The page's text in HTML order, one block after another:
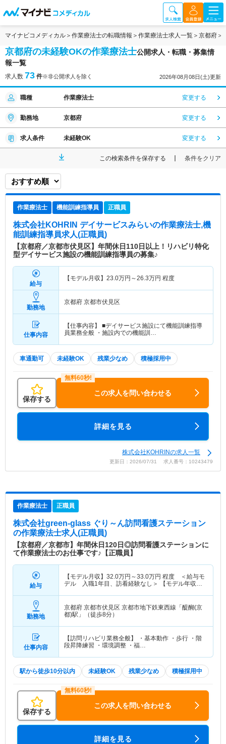
マイナビコメディカル 作業療法士の転職情報 作業療法士求人一覧 京都府
京都府の未経験OKの作業療法士公開求人・転職・募集情
報一覧
求人数 73 件※非公開求人を除く 2026年08月08日(土)更新
職種 作業療法士 変更する
勤務地 京都府 変更する
求人条件 未経験OK 変更する
この検索条件を保存する 条件をクリア
作業療法士 機能訓練指導員 正職員
株式会社KOHRIN デイサービスみらいの作業療法士,機
能訓練指導員求人(正職員)
【京都府／京都市伏見区】年間休日110日以上！リハビリ特化
型デイサービス施設の機能訓練指導員の募集♪
給与
【モデル月収】 23.0万円～26.3万円 程度
勤務地
京都府 京都市伏見区
仕事内容
【仕事内容】 ■デイサービス施設にて機能訓練指導
員業務全般 ・施設内での機能訓…
車通勤可 未経験OK 残業少なめ 積極採用中
保存する
この求人を問い合わせる
詳細を見る
株式会社KOHRINの求人一覧
更新日：2026/07/31 求人番号：10243479
作業療法士 正職員
株式会社green-glass ぐり～ん訪問看護ステーション
の作業療法士求人(正職員)
【京都府／京都市】年間休日120日◎訪問看護ステーションに
て作業療法士のお仕事です♪【正職員】
給与
【モデル月収】 32.0万円～33.0万円 程度 ＜給与モ
デル 入職1年目、訪看経験なし＞ 【モデル年収】
目、訪看経験なし＞
勤務地
京都府 京都市伏見区 京都市地下鉄東西線「醍醐(京
都)駅」（徒歩8分）
仕事内容
【訪問リハビリ業務全般】 ・基本動作 ・歩行 ・階
段昇降練習 ・環境調整 ・福…
駅から徒歩10分以内 未経験OK 残業少なめ 積極採用中
保存する
この求人を問い合わせる
詳細を見る